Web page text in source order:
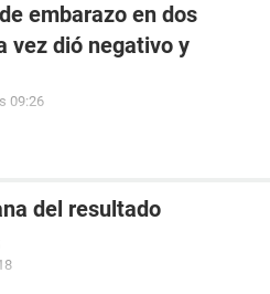
embarazo en dos
vez dió negativo y
09:26
del resultado